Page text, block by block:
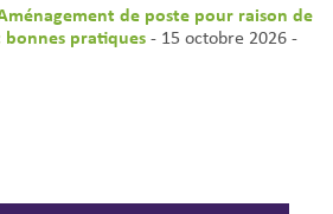
de poste pour raison de
pratiques- 15 octobre 2026 -